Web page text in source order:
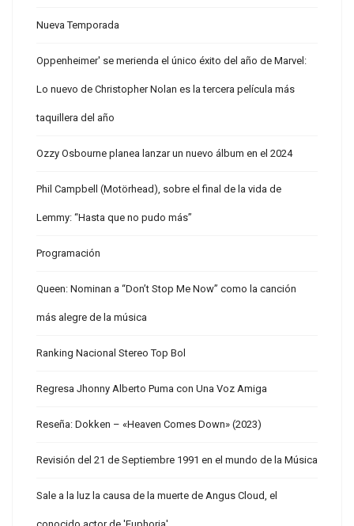
Nueva Temporada
Oppenheimer' se merienda el único éxito del año de Marvel:
Lo nuevo de Christopher Nolan es la tercera película más
taquillera del año
Ozzy Osbourne planea lanzar un nuevo álbum en el 2024
Phil Campbell (Motörhead), sobre el final de la vida de
Lemmy: “Hasta que no pudo más”
Programación
Queen: Nominan a “Don’t Stop Me Now” como la canción
más alegre de la música
Ranking Nacional Stereo Top Bol
Regresa Jhonny Alberto Puma con Una Voz Amiga
Reseña: Dokken – «Heaven Comes Down» (2023)
Revisión del 21 de Septiembre 1991 en el mundo de la Música
Sale a la luz la causa de la muerte de Angus Cloud, el